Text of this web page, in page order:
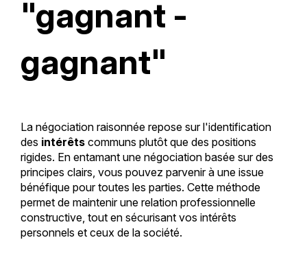
"gagnant -
gagnant"
La négociation raisonnée repose sur l'identification
des intérêtscommuns plutôt que des positions
rigides. En entamant une négociation basée sur des
principes clairs, vous pouvez parvenir à une issue
bénéfique pour toutes les parties. Cette méthode
permet de maintenir une relation professionnelle
constructive, tout en sécurisant vos intérêts
personnels et ceux de la société.